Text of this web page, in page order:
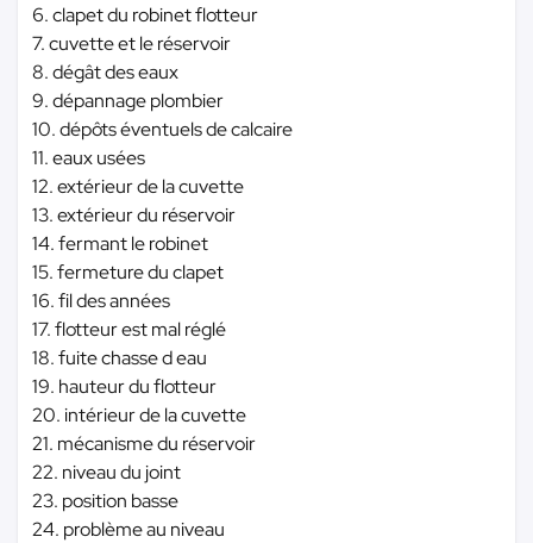
6. clapet du robinet flotteur
7. cuvette et le réservoir
8. dégât des eaux
9. dépannage plombier
10. dépôts éventuels de calcaire
11. eaux usées
12. extérieur de la cuvette
13. extérieur du réservoir
14. fermant le robinet
15. fermeture du clapet
16. fil des années
17. flotteur est mal réglé
18. fuite chasse d eau
19. hauteur du flotteur
20. intérieur de la cuvette
21. mécanisme du réservoir
22. niveau du joint
23. position basse
24. problème au niveau